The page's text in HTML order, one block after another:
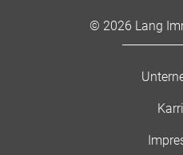
© 2026 Lang